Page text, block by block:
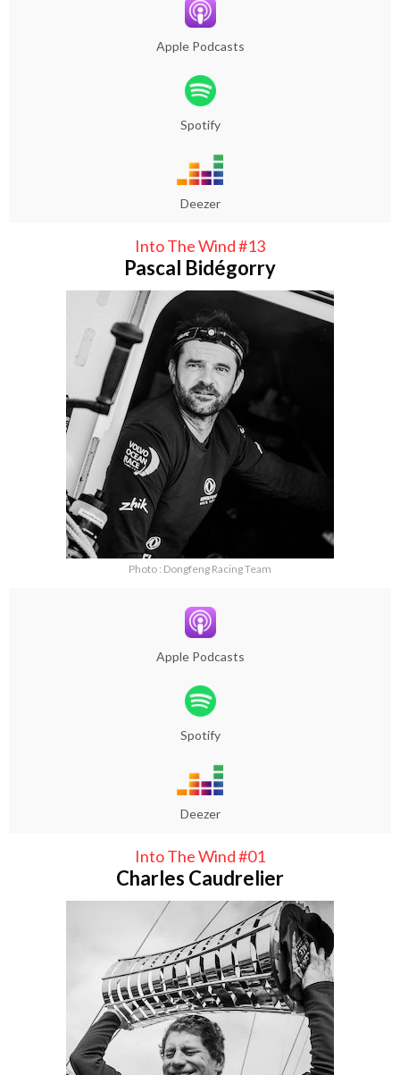
Apple Podcasts
Spotify
Deezer
Into The Wind #13
Pascal Bidégorry
Photo : Dongfeng Racing Team
Apple Podcasts
Spotify
Deezer
Into The Wind #01
Charles Caudrelier